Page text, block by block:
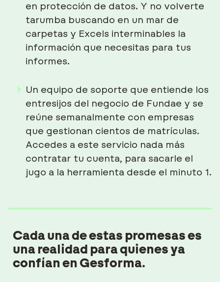
en protección de datos. Y no volverte
tarumba buscando en un mar de
carpetas y Excels interminables la
información que necesitas para tus
informes.
Un equipo de soporte que entiende los
entresijos del negocio de Fundae y se
reúne semanalmente con empresas
que gestionan cientos de matrículas.
Accedes a este servicio nada más
contratar tu cuenta, para sacarle el
jugo a la herramienta desde el minuto 1.
Cada una de estas promesas es
una realidad para quienes ya
confían en Gesforma.